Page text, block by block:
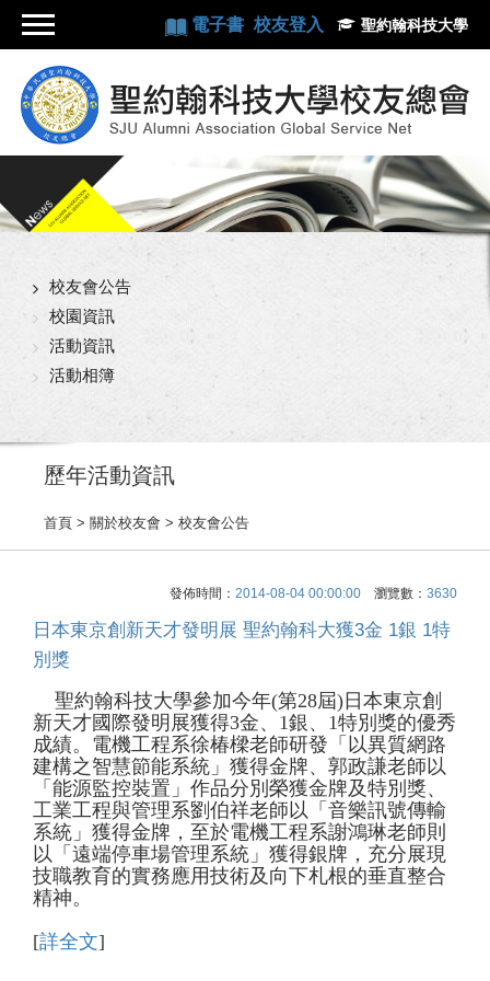
電子書 校友登入 聖約翰科技大學
校友會公告
校園資訊
活動資訊
活動相簿
歷年活動資訊
首頁 > 關於校友會 > 校友會公告
發佈時間： 2014-08-04 00:00:00 瀏覽數： 3630
日本東京創新天才發明展 聖約翰科大獲3金 1銀 1特
別獎
聖約翰科技大學參加今年(第28屆)日本東京創
新天才國際發明展獲得3金、1銀、1特別獎的優秀
成績。電機工程系徐椿樑老師研發「以異質網路
建構之智慧節能系統」獲得金牌、郭政謙老師以
「能源監控裝置」作品分別榮獲金牌及特別獎、
工業工程與管理系劉伯祥老師以「音樂訊號傳輸
系統」獲得金牌，至於電機工程系謝鴻琳老師則
以「遠端停車場管理系統」獲得銀牌，充分展現
技職教育的實務應用技術及向下札根的垂直整合
精神。
[詳全文]